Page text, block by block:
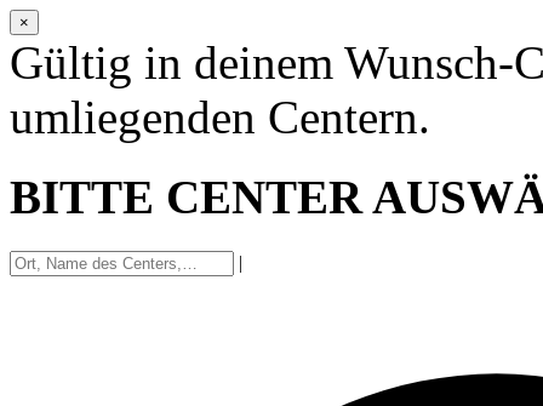
×
Gültig in deinem Wunsch-
umliegenden Centern.
BITTE CENTER
|